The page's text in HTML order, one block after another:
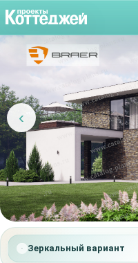
‹
Зеркальный вариант